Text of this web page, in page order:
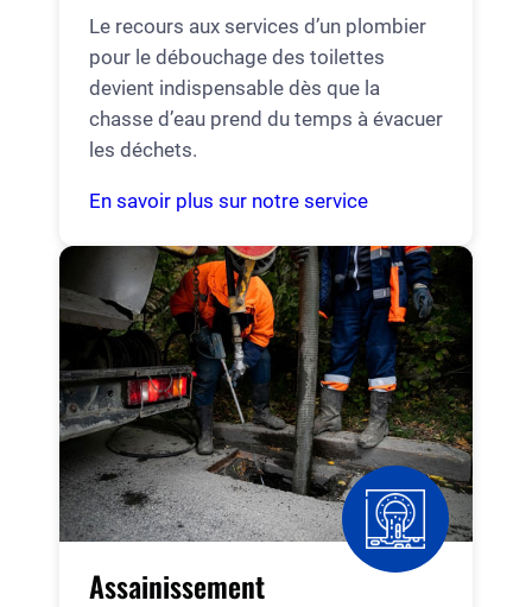
Le recours aux services d’un plombier
pour le débouchage des toilettes
devient indispensable dès que la
chasse d’eau prend du temps à évacuer
les déchets.
En savoir plus sur notre service
Assainissement